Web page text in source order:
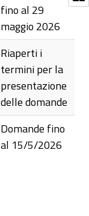
fino al 29
maggio 2026
Riaperti i
termini per la
presentazione
delle domande
Domande fino
al 15/5/2026